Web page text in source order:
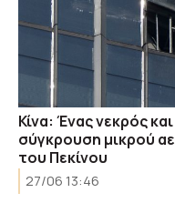
Κίνα: Ένας νεκρός
σύγκρουση μικρού
του Πεκίνου
27/06 13:46